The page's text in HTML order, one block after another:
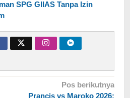
SPG GIIAS Tanpa Izin
Pos berikutnya
Prancis vs Maroko 2026: